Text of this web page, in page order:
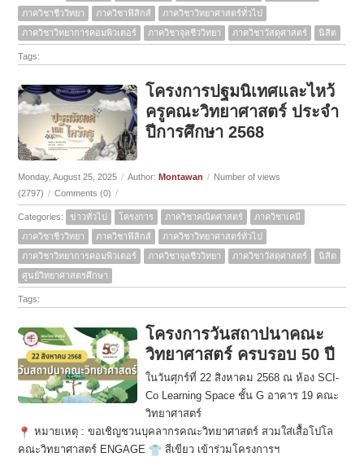
ภาควิชาชีววิทยา
ภาควิชาฟิสิกส์
ภาควิชาวิทยาศาสตร์ทั่วไป
ภาควิชาวิทยาการคอมพิวเตอร์
ภาควิชาจุลชีววิทยา ภาควิชาวัสดุศาสตร์ นิสิต
Tags:
โครงการปฐมนิเทศและไหว้
ครูคณะวิทยาศาสตร์ ประจำ
ปีการศึกษา 2568
Monday, August 25, 2025 / Author:Montawan / Number of views
(2797) / Comments (0) /
Categories: ข่าวทั่วไป โครงการ ภาควิชาคณิตศาสตร์
ภาควิชาเคมี
ภาควิชาชีววิทยา
ภาควิชาฟิสิกส์
ภาควิชาวิทยาศาสตร์ทั่วไป
ภาควิชาวิทยาการคอมพิวเตอร์
ภาควิชาจุลชีววิทยา ภาควิชาวัสดุศาสตร์
นิสิต
ศูนย์วิทยาศาสตรศึกษา
Tags:
โครงการวันสถาปนาคณะ
วิทยาศาสตร์ ครบรอบ 50 ปี
ในวันศุกร์ที่ 22 สิงหาคม 2568 ณ ห้อง SCI-
Co Learning Space ชั้น G อาคาร 19 คณะ
วิทยาศาสตร์
หมายเหตุ : ขอเชิญชวนบุคลากรคณะวิทยาศาสตร์ สวมใส่เสื้อโปโล
คณะวิทยาศาสตร์ ENGAGE
สีเขียว เข้าร่วมโครงการฯ